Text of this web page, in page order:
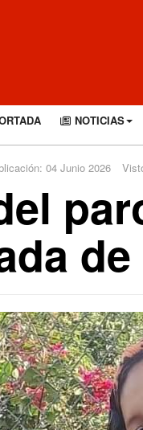
NOTICIAS
04 Junio 2026